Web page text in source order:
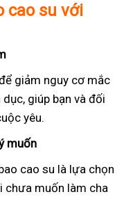
cao su với
giảm nguy cơ mắc
giúp bạn và đối
yêu.
muốn
cao su là lựa chọn
chưa muốn làm cha